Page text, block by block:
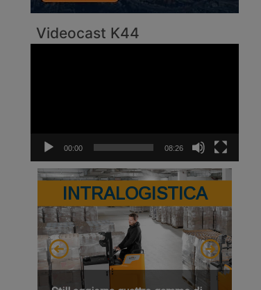
Videocast K44
00:00 08:26
INTRALOGISTICA